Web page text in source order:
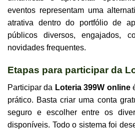
eventos representam uma
atrativa dentro do portfólio de
públicos diversos, engajados,
novidades frequentes.
Etapas para participar da
Participar da Loteria 399W online
prático. Basta criar uma conta
seguro e escolher entre os
disponíveis. Todo o sistema foi